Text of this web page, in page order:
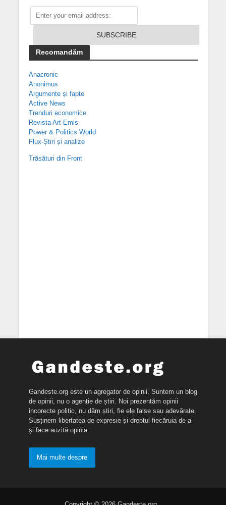
Recomandăm
Anacronic
Anonimus
Argumente și fapte
Active News
Trenduri economice
Revista Art-Emis
Power & Politics World
Flux-Știri și analize
Trăsături din Front
Gandeste.org este un agregator de opinii. Suntem un blog
de opinii, nu o agenție de știri. Noi prezentăm opinii
incorecte politic, nu dăm știri, fie ele false sau adevărate.
Susținem libertatea de expresie și dreptul fiecăruia de a-
și face auzită opinia.
Mai multe despre